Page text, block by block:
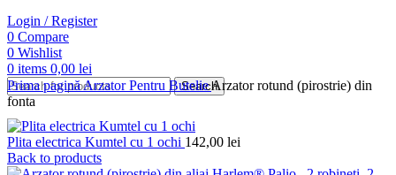
Login / Register
0 Compare
0 Wishlist
0 items 0,00 lei
Search
Prima paginăArzator Pentru ButelieArzator rotund (pirostrie) din
fonta
Plita electrica Kumtel cu 1 ochi 142,00 lei
Back to products